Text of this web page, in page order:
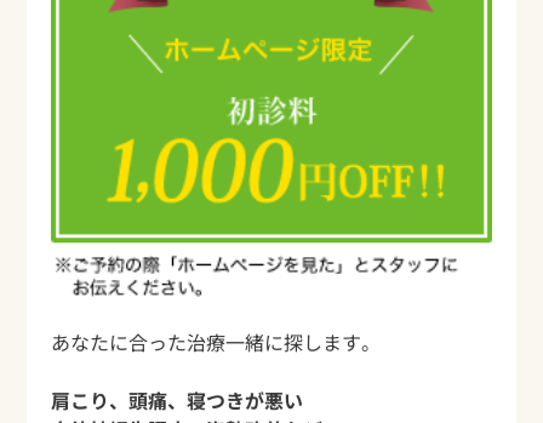
あなたに合った治療一緒に探します。
肩こり、頭痛、寝つきが悪い